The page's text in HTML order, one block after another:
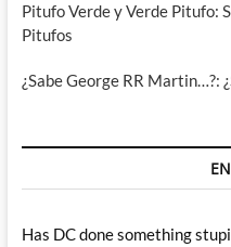
Pitufo Verde y Verde Pitufo:
Pitufos
¿Sabe George RR Martin…?:
Has DC done something